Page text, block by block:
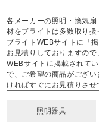
各メーカーの照明・換気
材をブライトは多数取り扱
ブライトWEBサイトに「
お見積りしておりますの
WEBサイトに掲載されて
で、ご希望の商品がござ
ければすぐにお見積りさせ
照明器具